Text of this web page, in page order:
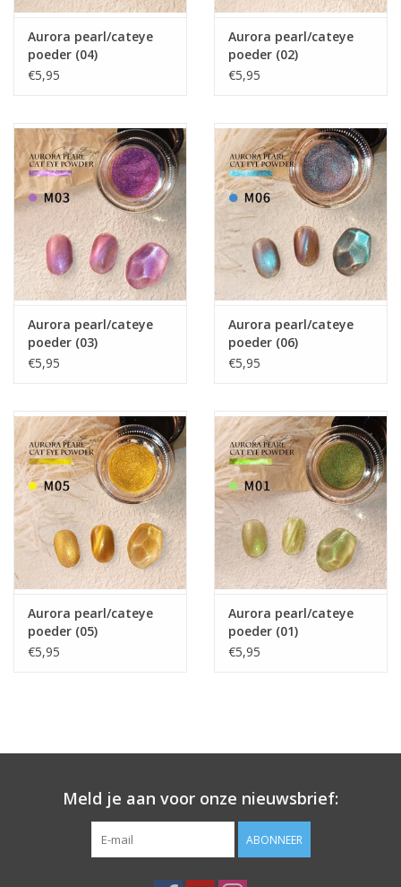
Nail art pigment pennen
Hema free line/Hypoallergenic
Biab gel/Build It gel
Glitters ombre Spray
Nail Mist
Handcrème
Aurora pearl/cateye
poeder (04)
€5,95
Aurora pearl/cateye
poeder (02)
€5,95
Aurora pearl/cateye
poeder (03)
€5,95
Aurora pearl/cateye
poeder (06)
€5,95
Aurora pearl/cateye
poeder (05)
€5,95
Aurora pearl/cateye
poeder (01)
€5,95
Meld je aan voor onze nieuwsbrief:
ABONNEER